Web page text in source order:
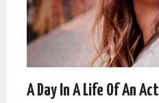
A Day In A Life Of An